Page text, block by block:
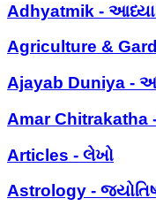
Adhyatmik -
Agriculture &
Ajayab Duniya -
Amar Chitrakatha
Articles - લેખો
Astrology -